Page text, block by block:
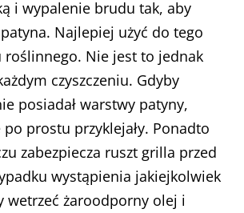
i wypalenie brudu tak, aby
Najlepiej użyć do tego
Nie jest to jednak
czyszczeniu. Gdyby
posiadał warstwy patyny,
prostu przyklejały. Ponadto
zabezpiecza ruszt grilla przed
wystąpienia jakiejkolwiek
wetrzeć żaroodporny olej i